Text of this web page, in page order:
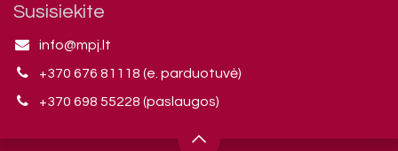
Susisiekite
info@mpj.lt
+370 676 81118 (e. parduotuvė)
+370 698 55228 (paslaugos)